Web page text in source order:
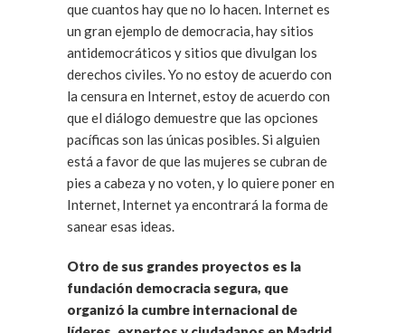
que cuantos hay que no lo hacen. Internet es
un gran ejemplo de democracia, hay sitios
antidemocráticos y sitios que divulgan los
derechos civiles. Yo no estoy de acuerdo con
la censura en Internet, estoy de acuerdo con
que el diálogo demuestre que las opciones
pacíficas son las únicas posibles. Si alguien
está a favor de que las mujeres se cubran de
pies a cabeza y no voten, y lo quiere poner en
Internet, Internet ya encontrará la forma de
sanear esas ideas.
Otro de sus grandes proyectos es la
fundación democracia segura, que
organizó la cumbre internacional de